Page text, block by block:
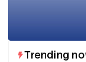
Trending